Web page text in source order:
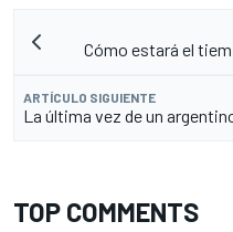
Cómo estará el
ARTÍCULO SIGUIENTE
La última vez de un
TOP COMMENTS